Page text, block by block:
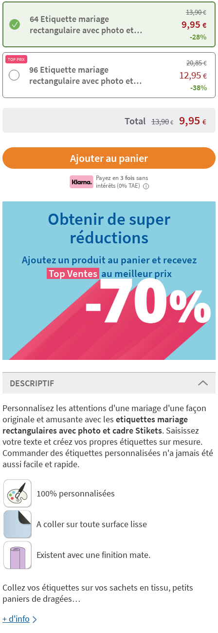
64 Etiquette mariage
rectangulaire avec photo et
13,90€
9,95 €
-28%
TOP PRIX
96 Etiquette mariage
rectangulaire avec photo et
20,85€
12,95 €
-38%
Total 13,90 € 9,95 €
Payez en 3 fois sans
intérêts (0% TAE)
i
Ajoutez un produit au panier et recevez
Top Ventes au meilleur prix
DESCRIPTIF
Personnalisez les attentions d'une mariage d'une façon
originale et amusante avec les etiquettes mariage
rectangulaires avec photo et cadre Stikets. Saisissez
votre texte et créez vos propres étiquettes sur mesure.
Commander des étiquettes personnalisées n'a jamais été
aussi facile et rapide.
100% personnalisées
A coller sur toute surface lisse
Existent avec une finition mate.
Collez vos étiquettes sur vos sachets en tissu, petits
paniers de dragées…
+ d'info